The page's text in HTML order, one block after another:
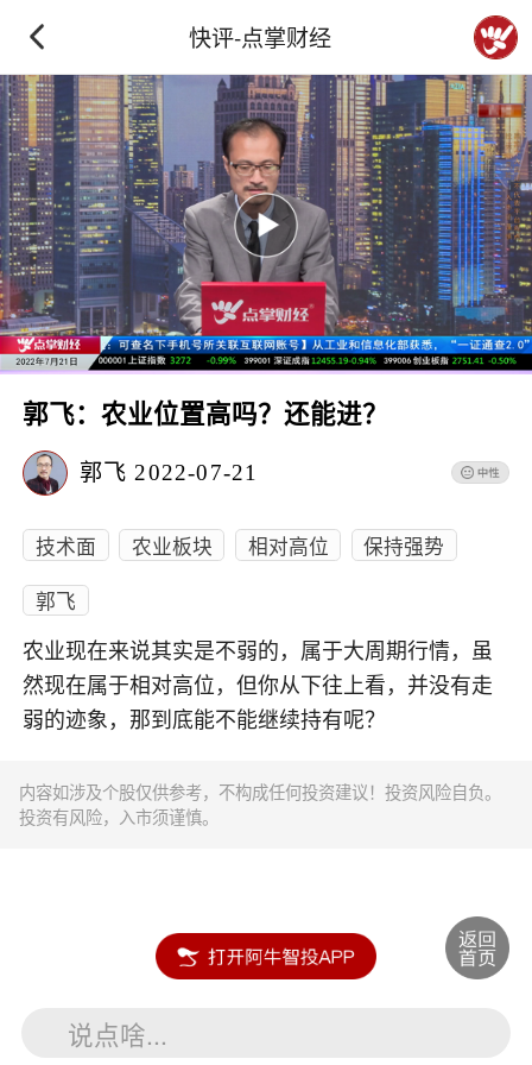
快评-点掌财经
郭飞：农业位置高吗？还能进？
郭飞 2022-07-21
技术面 农业板块 相对高位
保持强势
郭飞
农业现在来说其实是不弱的，属于大周期行情，虽
然现在属于相对高位，但你从下往上看，并没有走
弱的迹象，那到底能不能继续持有呢？
内容如涉及个股仅供参考，不构成任何投资建议！投资风险自负。
投资有风险，入市须谨慎。
说点啥...